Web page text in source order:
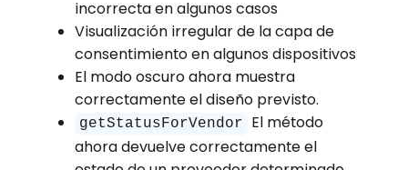
incorrecta en algunos casos
Visualización irregular de la capa de
consentimiento en algunos dispositivos
El modo oscuro ahora muestra
correctamente el diseño previsto.
getStatusForVendor
El método
ahora devuelve correctamente el